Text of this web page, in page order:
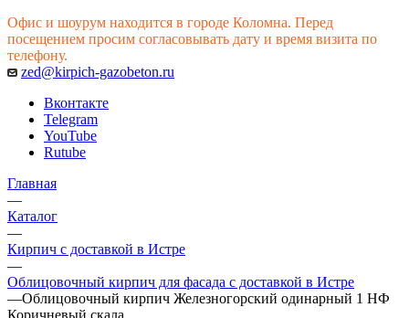
Офис и шоурум находится в городе Коломна. Перед
посещением просим согласовывать дату и время визита по
телефону.
zed@kirpich-gazobeton.ru
Вконтакте
Telegram
YouTube
Rutube
Главная
—
Каталог
—
Кирпич с доставкой в Истре
—
Облицовочный кирпич для фасада с доставкой в Истре
—Облицовочный кирпич Железногорский одинарный 1 НФ
Коричневый скала